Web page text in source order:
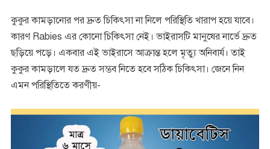
কুকুর কামড়ানোর পর দ্রুত চিকিৎসা না নিলে পরিস্থিতি খারাপ হয়ে যাবে।
কারণ Rabies এর কোনো চিকিৎসা নেই। ভাইরাসটি মানুষের নার্ভে দ্রুত
ছড়িয়ে পড়ে। একবার এই ভাইরাসে আক্রান্ত হলে মৃত্যু অনিবার্য। তাই
কুকুর কামড়ালে যত দ্রুত সম্ভব নিতে হবে সঠিক চিকিৎসা। জেনে নিন
এমন পরিস্থিতিতে করণীয়-